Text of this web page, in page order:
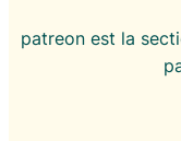
patreon est la